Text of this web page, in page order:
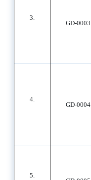
3.
GD-0003
4.
GD-0004
5.